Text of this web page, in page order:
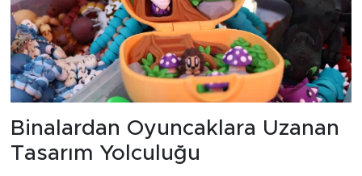
Binalardan Oyuncaklara Uzanan
Tasarım Yolculuğu